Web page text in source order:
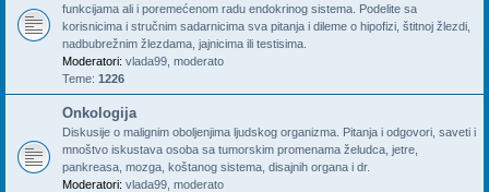
funkcijama ali i poremećenom radu endokrinog sistema. Podelite sa
korisnicima i stručnim sadarnicima sva pitanja i dileme o hipofizi, štitnoj žlezdi,
nadbubrežnim žlezdama, jajnicima ili testisima.
Moderatori: vlada99 moderato
Teme: 1226
Onkologija
Diskusije o malignim oboljenjima ljudskog organizma. Pitanja i odgovori, saveti i
mnoštvo iskustava osoba sa tumorskim promenama želudca, jetre,
pankreasa, mozga, koštanog sistema, disajnih organa i dr.
Moderatori: vlada99 moderato